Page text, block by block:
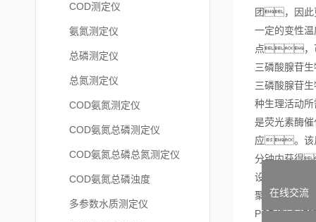
COD测定仪
氨氮测定仪
总磷测定仪
总氮测定仪
COD氨氮测定仪
COD氨氮总磷测定仪
COD氨氮总磷总氮测定仪
COD氨氮总磷浊度
多参数水质测定仪
团，因此
一定的变性
点，
三磷酸腺苷
三磷酸腺苷
种生理活动
是荧光素酶
应。该
分钟内获得
设备及其表
聚合酶链反
PCR(聚合酶
在线交流